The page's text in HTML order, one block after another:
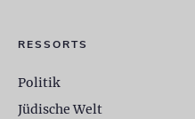
RESSORTS
Politik
Jüdische Welt